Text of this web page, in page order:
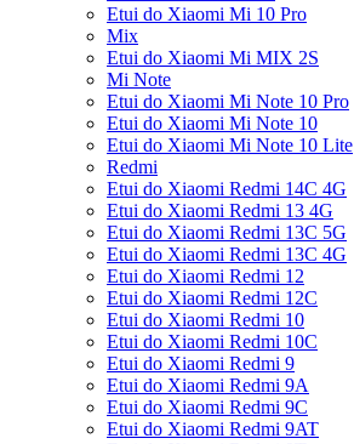
Etui do Xiaomi Mi 10 Pro
Mix
Etui do Xiaomi Mi MIX 2S
Mi Note
Etui do Xiaomi Mi Note 10 Pro
Etui do Xiaomi Mi Note 10
Etui do Xiaomi Mi Note 10 Lite
Redmi
Etui do Xiaomi Redmi 14C 4G
Etui do Xiaomi Redmi 13 4G
Etui do Xiaomi Redmi 13C 5G
Etui do Xiaomi Redmi 13C 4G
Etui do Xiaomi Redmi 12
Etui do Xiaomi Redmi 12C
Etui do Xiaomi Redmi 10
Etui do Xiaomi Redmi 10C
Etui do Xiaomi Redmi 9
Etui do Xiaomi Redmi 9A
Etui do Xiaomi Redmi 9C
Etui do Xiaomi Redmi 9AT